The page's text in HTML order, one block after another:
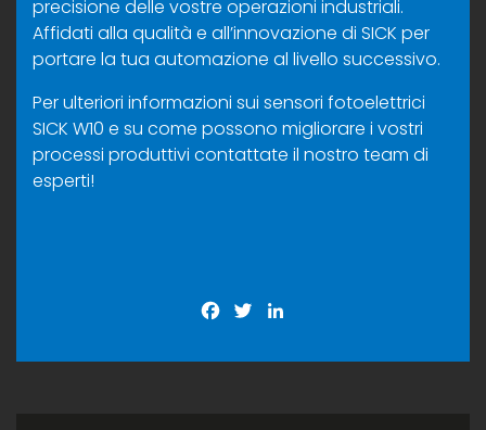
precisione delle vostre operazioni industriali.
Affidati alla qualità e all’innovazione di SICK per
portare la tua automazione al livello successivo.
Per ulteriori informazioni sui sensori fotoelettrici
SICK W10 e su come possono migliorare i vostri
processi produttivi contattate il nostro team di
esperti!
Facebook
Twitter